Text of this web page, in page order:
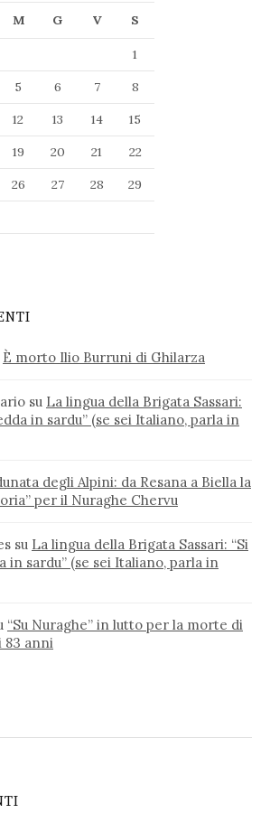
M G V S
1
5 6 7
8
12 13 14
15
19 20 21
22
26 27 28
29
È morto Ilio Burruni di Ghilarza
su La lingua della Brigata Sassari:
in sardu” (se sei Italiano, parla in
degli Alpini: da Resana a Biella la
per il Nuraghe Chervu
su La lingua della Brigata Sassari: “Si
in sardu” (se sei Italiano, parla in
“Su Nuraghe” in lutto per la morte di
83 anni